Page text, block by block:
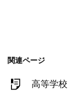
関連ページ
高等学校